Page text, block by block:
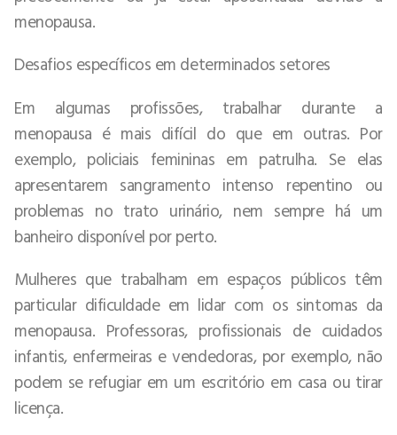
menopausa.
Desafios específicos em determinados setores
Em algumas profissões, trabalhar durante a
menopausa é mais difícil do que em outras. Por
exemplo, policiais femininas em patrulha. Se elas
apresentarem sangramento intenso repentino ou
problemas no trato urinário, nem sempre há um
banheiro disponível por perto.
Mulheres que trabalham em espaços públicos têm
particular dificuldade em lidar com os sintomas da
menopausa. Professoras, profissionais de cuidados
infantis, enfermeiras e vendedoras, por exemplo, não
podem se refugiar em um escritório em casa ou tirar
licença.